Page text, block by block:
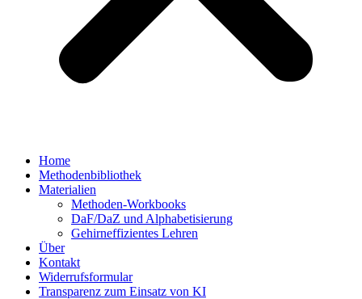
Home
Methodenbibliothek
Materialien
Methoden-Workbooks
DaF/DaZ und Alphabetisierung
Gehirneffizientes Lehren
Über
Kontakt
Widerrufsformular
Transparenz zum Einsatz von KI